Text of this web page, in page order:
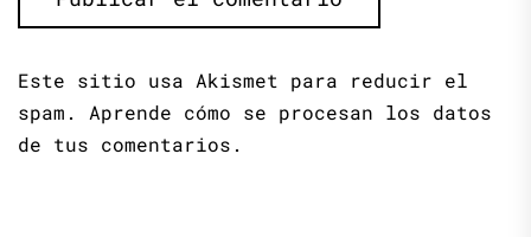
Este sitio usa Akismet para reducir el
spam. Aprende cómo se procesan los datos
de tus comentarios.